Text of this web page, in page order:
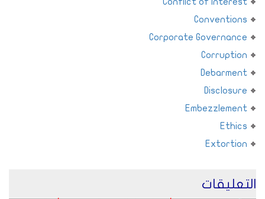
Conventions
Corporate Governance
Corruption
Debarment
Disclosure
Embezzlement
Ethics
Extortion
التعليقات